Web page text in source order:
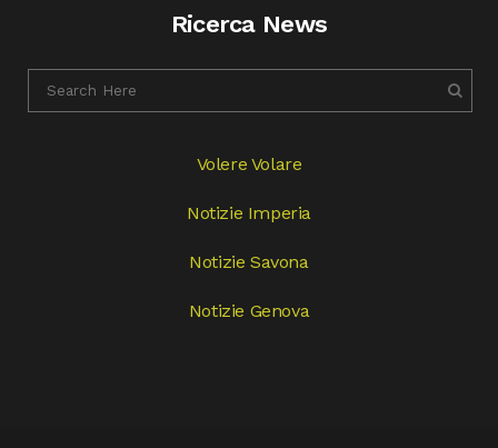
Ricerca News
Volere Volare
Notizie Imperia
Notizie Savona
Notizie Genova